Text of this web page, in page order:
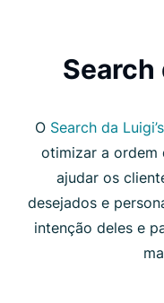
Search
O Search da
otimizar a ordem
ajudar os
desejados e
intenção deles e